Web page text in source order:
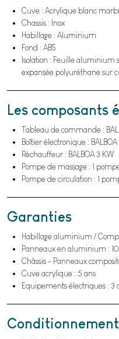
Cuve : Acrylique blanc
Chassis : Inox
Habillage : Aluminium
Fond : ABS
Isolation : Feuille aluminium
expansée polyuréthane sur
Les composants
Tableau de commande :
Boîtier électronique : BALBOA
Réchauffeur : BALBOA 3 KW
Pompe de massage : 1
Pompe de circulation : 1
Garanties
Habillage aluminium /
Panneaux en aluminium :
Châssis - Panneaux
Cuve acrylique : 5 ans
Equipements électriques : 3
Conditionnement